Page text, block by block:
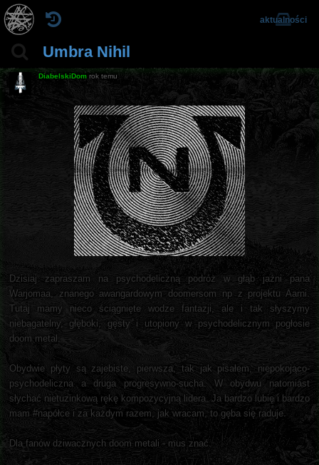
Umbra Nihil
aktualności
DiabelskiDom rok temu
Dzisiaj zapraszam na psychodeliczną podróż w głąb jaźni pana
Warjomaa, znanego awangardowym doomersom np z projektu Aarni.
Tutaj mamy nieco ściągnięte wodze fantazji, ale i tak słyszymy
niebagatelny, głęboki, gęsty i utopiony w psychodelicznym pogłosie
doom metal.
Obydwie płyty są zajebiste, pierwsza, tak jak pisałem, niepokojąco-
psychodeliczna a druga progresywno-sucha. W obydwu natomiast
słychać nietuzinkową rękę kompozycyjną lidera. Ja bardzo lubię i bardzo
mam #napółce i za każdym razem, jak wracam, to gęba się raduje.
Dla fanów dziwacznych doom metali - mus znać.